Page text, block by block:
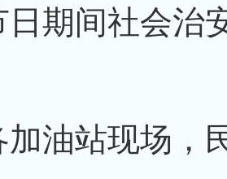
日期间社会治
站现场，